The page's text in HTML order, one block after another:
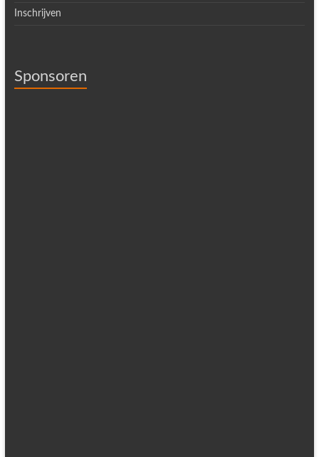
Inschrijven
Sponsoren